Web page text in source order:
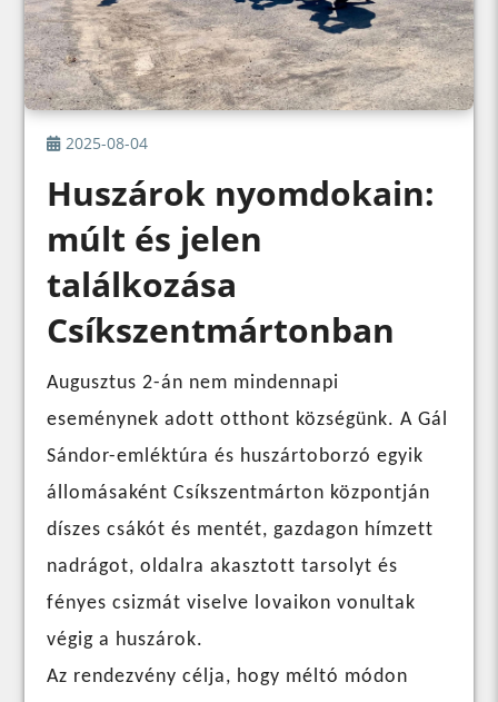
2025-08-04
Huszárok nyomdokain:
múlt és jelen
találkozása
Csíkszentmártonban
Augusztus 2-án nem mindennapi
eseménynek adott otthont községünk. A Gál
Sándor-emléktúra és huszártoborzó egyik
állomásaként Csíkszentmárton központján
díszes csákót és mentét, gazdagon hímzett
nadrágot, oldalra akasztott tarsolyt és
fényes csizmát viselve lovaikon vonultak
végig a huszárok.
Az rendezvény célja, hogy méltó módon